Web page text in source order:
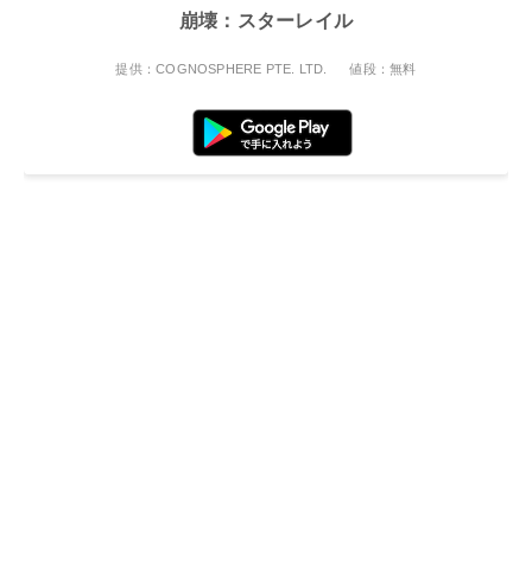
崩壊：スターレイル
提供：COGNOSPHERE PTE. LTD. 値段：無料